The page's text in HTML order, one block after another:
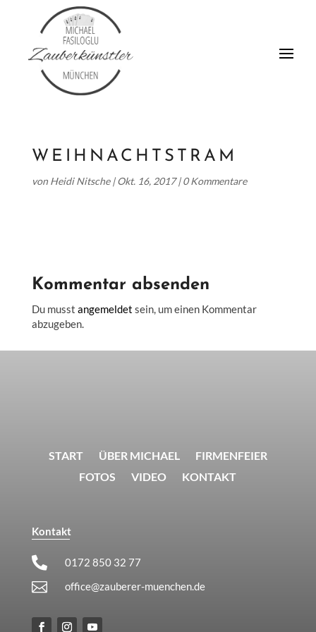
WEIHNACHTSTRAM
von Heidi Nitsche|Okt. 16, 2017|0 Kommentare
Kommentar absenden
Du musst angemeldet sein, um einen Kommentar
abzugeben.
START ÜBER MICHAEL
FIRMENFEIER
FOTOS
VIDEO KONTAKT
Kontakt
 0172 850 32 77
 office@zauberer-muenchen.de